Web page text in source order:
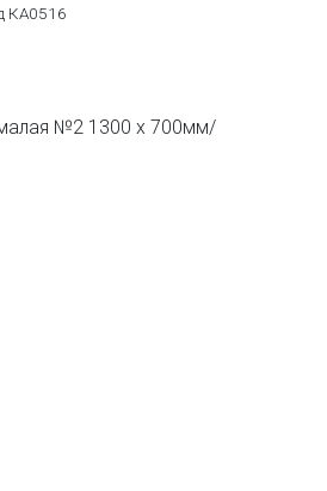
КА0516
№2 1300 х 700мм/